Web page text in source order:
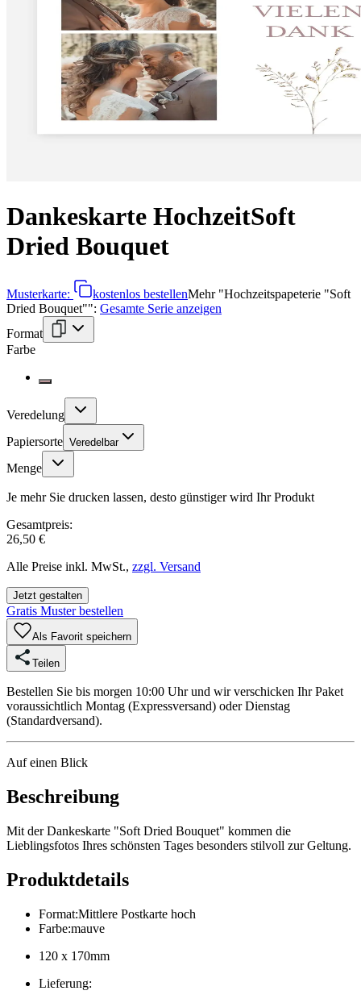
Dankeskarte HochzeitSoft
Dried Bouquet
Musterkarte: kostenlos bestellenMehr"Hochzeitspapeterie "Soft
Dried Bouquet"": Gesamte Serie anzeigen
Format
Farbe
Veredelung
Papiersorte Veredelbar
Menge
Je mehr Sie drucken lassen, desto günstiger wird Ihr Produkt
Gesamtpreis:
26,50 €
Alle Preise inkl. MwSt., zzgl. Versand
Jetzt gestalten
Gratis Muster bestellen
Als Favorit speichern
Teilen
Bestellen Sie bis morgen 10:00 Uhr und wir verschicken Ihr Paket
voraussichtlich Montag (Expressversand) oder Dienstag
(Standardversand).
Auf einen Blick
Beschreibung
Mit der Dankeskarte "Soft Dried Bouquet" kommen die
Lieblingsfotos Ihres schönsten Tages besonders stilvoll zur Geltung.
Produktdetails
Format:Mittlere Postkarte hoch
Farbe:mauve
120 x 170mm
Lieferung: